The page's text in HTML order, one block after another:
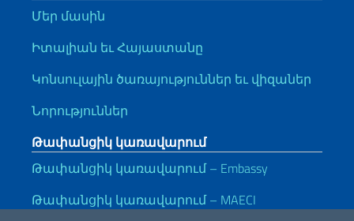
Մեր մասին
Իտալիան եւ Հայաստանը
Կոնսուլային ծառայություններ եւ վիզաներ
Նորություններ
Թափանցիկ կառավարում
Թափանցիկ կառավարում – Embassy
Թափանցիկ կառավարում – MAECI